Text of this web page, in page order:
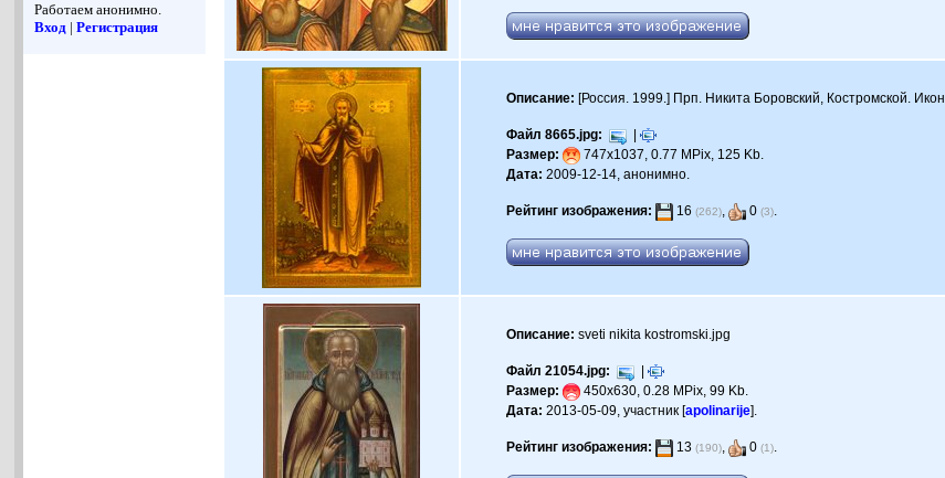
Работаем анонимно.
Вход |Регистрация
Описание: [Россия. 1999.] Прп. Никита Боровский, Костромской.
Файл 8665.jpg:
|
Размер:
747x1037, 0.77 MPix, 125 Kb.
Дата: 2009-12-14, анонимно.
Рейтинг изображения: 16(262), 0(3).
Описание: sveti nikita kostromski.jpg
Файл 21054.jpg:
|
Размер:
450x630, 0.28 MPix, 99 Kb.
Дата: 2013-05-09, участник [apolinarije].
Рейтинг изображения: 13(190), 0(1).